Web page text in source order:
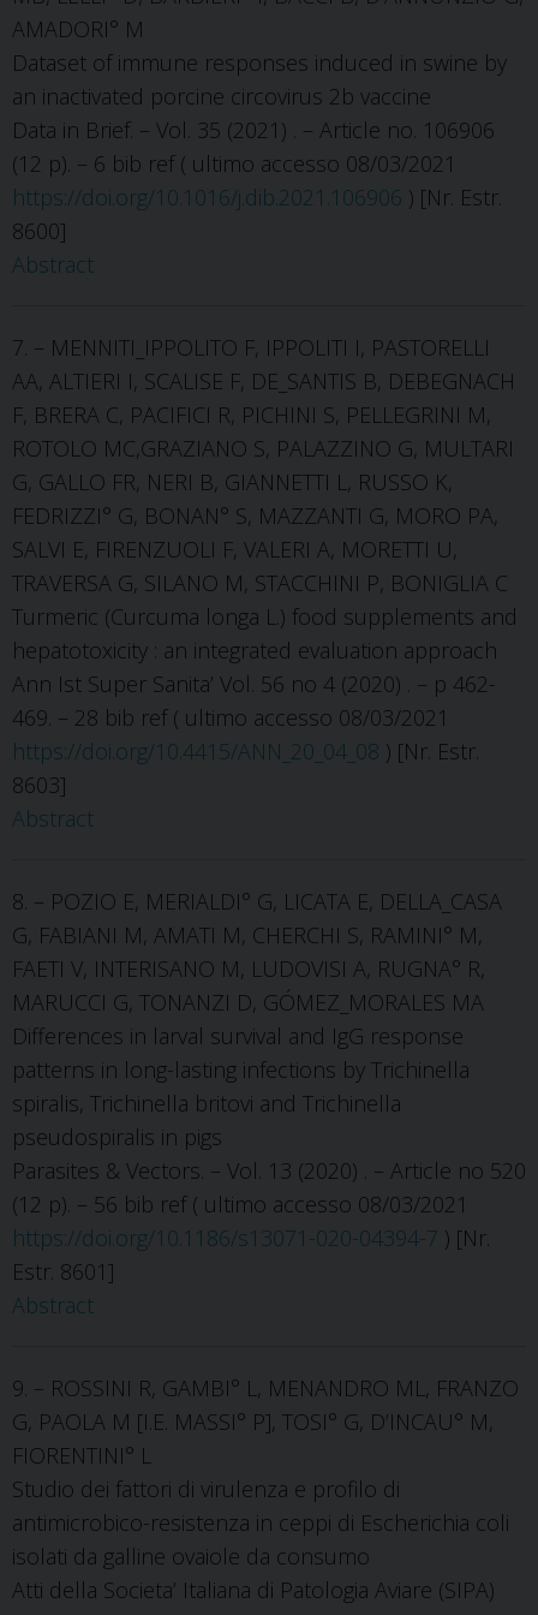
AMADORI° M
Dataset of immune responses induced in swine by
an inactivated porcine circovirus 2b vaccine
Data in Brief. – Vol. 35 (2021) . – Article no. 106906
(12 p). – 6 bib ref ( ultimo accesso 08/03/2021
https://doi.org/10.1016/j.dib.2021.106906 ) [Nr. Estr.
8600]
Abstract
7. – MENNITI_IPPOLITO F, IPPOLITI I, PASTORELLI
AA, ALTIERI I, SCALISE F, DE_SANTIS B, DEBEGNACH
F, BRERA C, PACIFICI R, PICHINI S, PELLEGRINI M,
ROTOLO MC,GRAZIANO S, PALAZZINO G, MULTARI
G, GALLO FR, NERI B, GIANNETTI L, RUSSO K,
FEDRIZZI° G, BONAN° S, MAZZANTI G, MORO PA,
SALVI E, FIRENZUOLI F, VALERI A, MORETTI U,
TRAVERSA G, SILANO M, STACCHINI P, BONIGLIA C
Turmeric (Curcuma longa L.) food supplements and
hepatotoxicity : an integrated evaluation approach
Ann Ist Super Sanita’ Vol. 56 no 4 (2020) . – p 462-
469. – 28 bib ref ( ultimo accesso 08/03/2021
https://doi.org/10.4415/ANN_20_04_08 ) [Nr. Estr.
8603]
Abstract
8. – POZIO E, MERIALDI° G, LICATA E, DELLA_CASA
G, FABIANI M, AMATI M, CHERCHI S, RAMINI° M,
FAETI V, INTERISANO M, LUDOVISI A, RUGNA° R,
MARUCCI G, TONANZI D, GÓMEZ_MORALES MA
Differences in larval survival and IgG response
patterns in long-lasting infections by Trichinella
spiralis, Trichinella britovi and Trichinella
pseudospiralis in pigs
Parasites & Vectors. – Vol. 13 (2020) . – Article no 520
(12 p). – 56 bib ref ( ultimo accesso 08/03/2021
https://doi.org/10.1186/s13071-020-04394-7 ) [Nr.
Estr. 8601]
Abstract
9. – ROSSINI R, GAMBI° L, MENANDRO ML, FRANZO
G, PAOLA M [I.E. MASSI° P], TOSI° G, D’INCAU° M,
FIORENTINI° L
Studio dei fattori di virulenza e profilo di
antimicrobico-resistenza in ceppi di Escherichia coli
isolati da galline ovaiole da consumo
Atti della Societa’ Italiana di Patologia Aviare (SIPA)